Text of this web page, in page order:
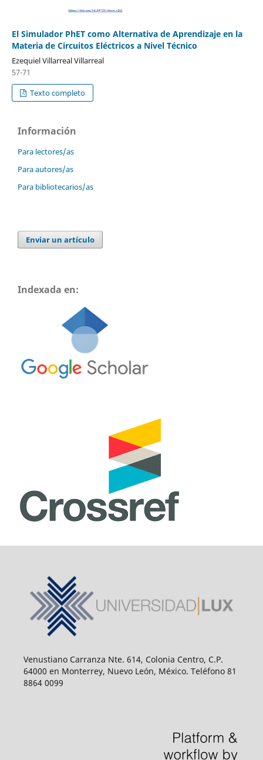
El Simulador PhET como Alternativa de Aprendizaje en la
Materia de Circuitos Eléctricos a Nivel Técnico
Ezequiel Villarreal Villarreal
57-71
Texto completo
Información
Para lectores/as
Para autores/as
Para bibliotecarios/as
Enviar un artículo
Indexada en:
Venustiano Carranza Nte. 614, Colonia Centro, C.P.
64000 en Monterrey, Nuevo León, México. Teléfono 81
8864 0099